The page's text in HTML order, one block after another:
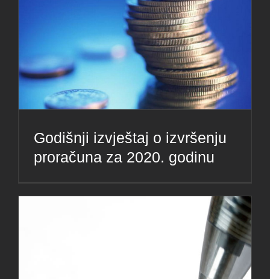
Godišnji izvještaj o izvršenju
proračuna za 2020. godinu